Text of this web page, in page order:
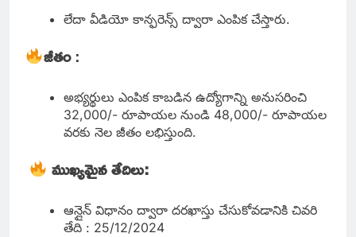
లేదా వీడియో కాన్ఫరెన్స్ ద్వారా ఎంపిక చేస్తారు.
జీతం:
అభ్యర్థులు ఎంపిక కాబడిన ఉద్యోగాన్ని అనుసరించి
32,000/- రూపాయల నుండి 48,000/- రూపాయల
వరకు నెల జీతం లభిస్తుంది.
ముఖ్యమైన తేదిలు:
ఆన్లైన్ విధానం ద్వారా దరఖాస్తు చేసుకోవడానికి చివరి
తేది : 25/12/2024